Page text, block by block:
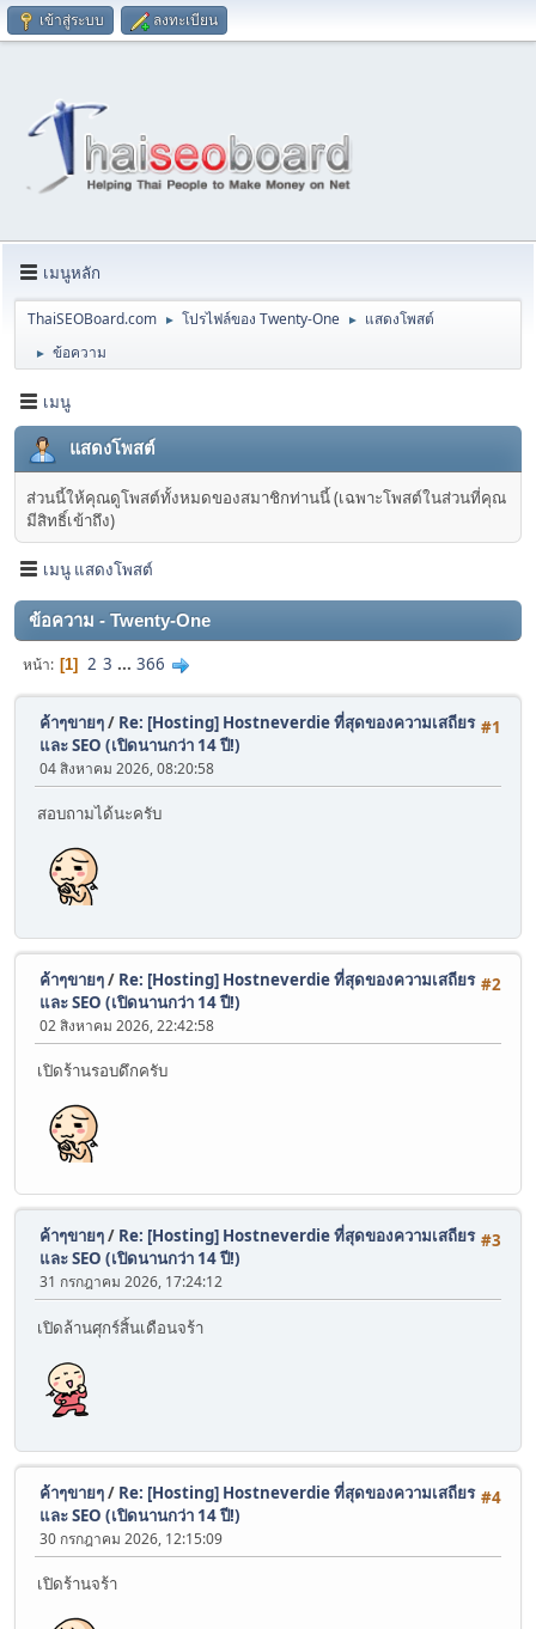
เข้าสู่ระบบ ลงทะเบียน
เมนูหลัก
ThaiSEOBoard.com ► โปรไฟล์ของ Twenty-One ► แสดงโพสต์
► ข้อความ
เมนู
แสดงโพสต์
ส่วนนี้ให้คุณดูโพสต์ทั้งหมดของสมาชิกท่านนี้ (เฉพาะโพสต์ในส่วนที่คุณ
มีสิทธิ์เข้าถึง)
เมนู แสดงโพสต์
ข้อความ - Twenty-One
หน้า 1 2 3 ... 366
#1
ค้าๆขายๆ/ Re: [Hosting] Hostneverdie ที่สุดของความเสถียร
และ SEO (เปิดนานกว่า 14 ปี!)
04 สิงหาคม 2026, 08:20:58
สอบถามได้นะครับ
#2
ค้าๆขายๆ/ Re: [Hosting] Hostneverdie ที่สุดของความเสถียร
และ SEO (เปิดนานกว่า 14 ปี!)
02 สิงหาคม 2026, 22:42:58
เปิดร้านรอบดึกครับ
#3
ค้าๆขายๆ/ Re: [Hosting] Hostneverdie ที่สุดของความเสถียร
และ SEO (เปิดนานกว่า 14 ปี!)
31 กรกฎาคม 2026, 17:24:12
เปิดล้านศุกร์สิ้นเดือนจร้า
#4
ค้าๆขายๆ/ Re: [Hosting] Hostneverdie ที่สุดของความเสถียร
และ SEO (เปิดนานกว่า 14 ปี!)
30 กรกฎาคม 2026, 12:15:09
เปิดร้านจร้า